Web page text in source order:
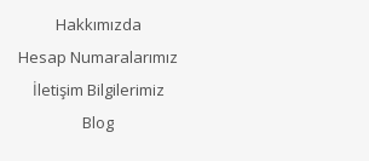
Hakkımızda
Hesap Numaralarımız
İletişim Bilgilerimiz
Blog